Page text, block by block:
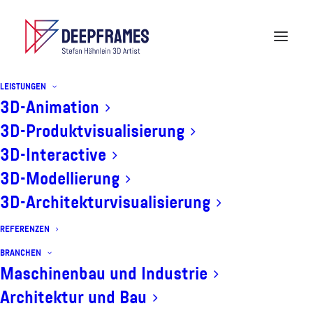
LEISTUNGEN
3D-Animation
3D-Produktvisualisierung
3D-Interactive
3D-Modellierung
3D-Architekturvisualisierung
REFERENZEN
BRANCHEN
Maschinenbau und Industrie
Architektur und Bau
3D-VISUALISIERUNG VOM
INNENRAUM EINES MAN
NUTZFAHRZEUGES